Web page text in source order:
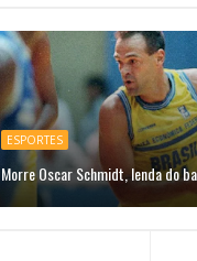
ESPORTES
Morre Oscar Schmidt, lenda do